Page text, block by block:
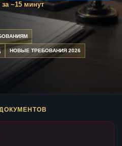
~15 минут
НОВЫЕ ТРЕБОВАНИЯ 2026